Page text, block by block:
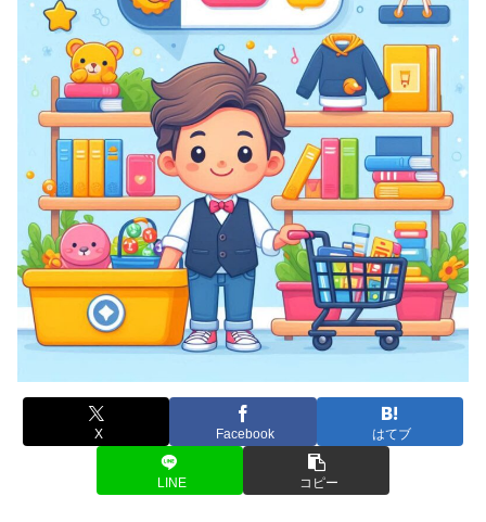
X Facebook はてブ
LINE コピー